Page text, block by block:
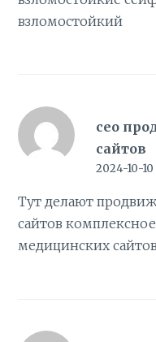
взломостойкий
сео
сайтов
2024-10-
Тут делают
сайтов
медицинских сайтов